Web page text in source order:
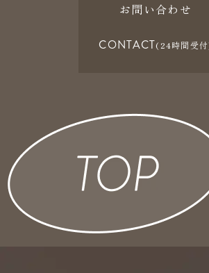
お問い合わせ
CONTACT(24時間受